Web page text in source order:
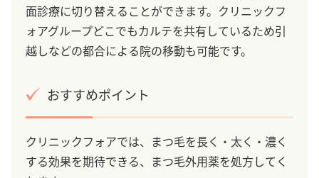
面診療に切り替えることができます。クリニックフ
ォアグループどこでもカルテを共有しているため引
越しなどの都合による院の移動も可能です。
おすすめポイント
クリニックフォアでは、まつ毛を長く・太く・濃く
する効果を期待できる、まつ毛外用薬を処方してく